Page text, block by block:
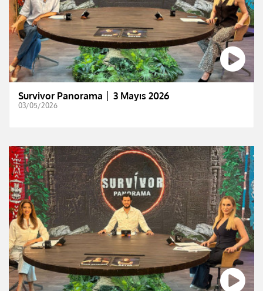
Survivor Panorama │ 3 Mayıs 2026
03/05/2026